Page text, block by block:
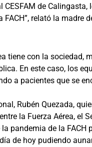
de
relató la madre
tiene con la sociedad,
En este caso, los
a pacientes que se
Rubén Quezada,
la Fuerza Aérea, el
pandemia de la
de hoy pudiendo